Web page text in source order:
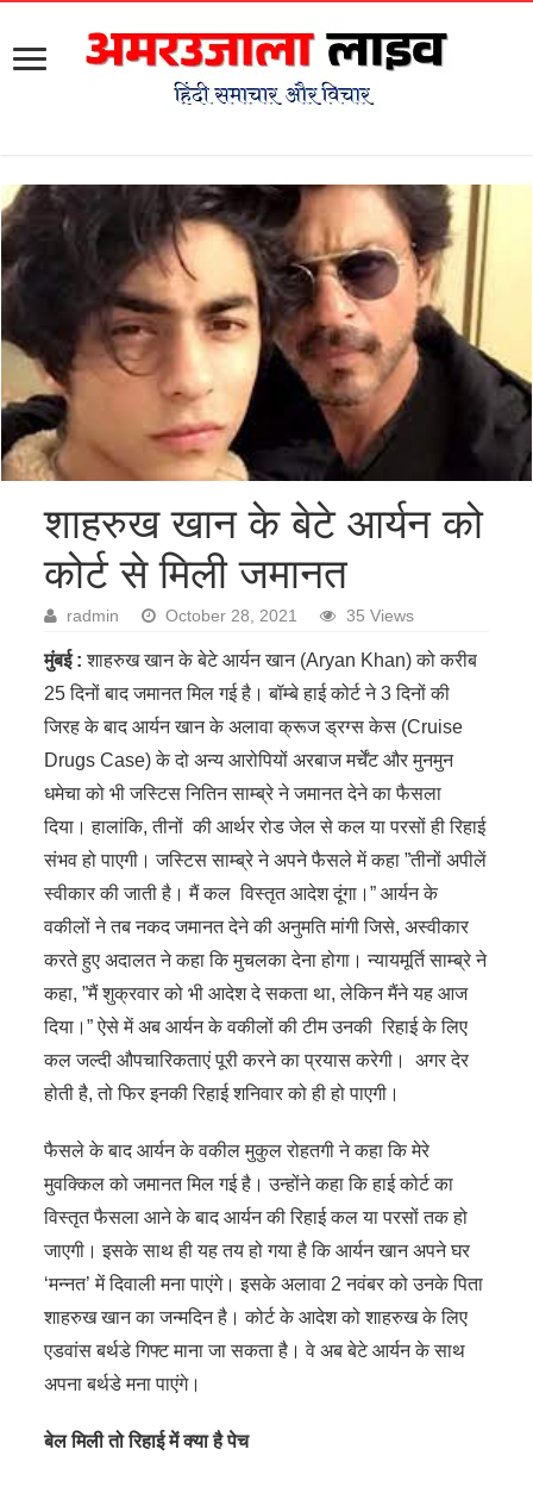
शाहरुख खान के बेटे आर्यन को
कोर्ट से मिली जमानत
radmin October 28, 2021 35 Views
मुंबई : शाहरुख खान के बेटे आर्यन खान (Aryan Khan) को करीब
25 दिनों बाद जमानत मिल गई है। बॉम्बे हाई कोर्ट ने 3 दिनों की
जिरह के बाद आर्यन खान के अलावा क्रूज ड्रग्स केस (Cruise
Drugs Case) के दो अन्य आरोपियों अरबाज मर्चेंट और मुनमुन
धमेचा को भी जस्टिस नितिन साम्ब्रे ने जमानत देने का फैसला
दिया। हालांकि, तीनों की आर्थर रोड जेल से कल या परसों ही रिहाई
संभव हो पाएगी। जस्टिस साम्ब्रे ने अपने फैसले में कहा ”तीनों अपीलें
स्वीकार की जाती है। मैं कल विस्तृत आदेश दूंगा।” आर्यन के
वकीलों ने तब नकद जमानत देने की अनुमति मांगी जिसे, अस्वीकार
करते हुए अदालत ने कहा कि मुचलका देना होगा। न्यायमूर्ति साम्ब्रे ने
कहा, ”मैं शुक्रवार को भी आदेश दे सकता था, लेकिन मैंने यह आज
दिया।” ऐसे में अब आर्यन के वकीलों की टीम उनकी रिहाई के लिए
कल जल्दी औपचारिकताएं पूरी करने का प्रयास करेगी। अगर देर
होती है, तो फिर इनकी रिहाई शनिवार को ही हो पाएगी।
फैसले के बाद आर्यन के वकील मुकुल रोहतगी ने कहा कि मेरे
मुवक्किल को जमानत मिल गई है। उन्होंने कहा कि हाई कोर्ट का
विस्तृत फैसला आने के बाद आर्यन की रिहाई कल या परसों तक हो
जाएगी। इसके साथ ही यह तय हो गया है कि आर्यन खान अपने घर
‘मन्नत’ में दिवाली मना पाएंगे। इसके अलावा 2 नवंबर को उनके पिता
शाहरुख खान का जन्मदिन है। कोर्ट के आदेश को शाहरुख के लिए
एडवांस बर्थडे गिफ्ट माना जा सकता है। वे अब बेटे आर्यन के साथ
अपना बर्थडे मना पाएंगे।
बेल मिली तो रिहाई में क्या है पेच